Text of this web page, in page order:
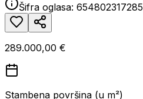
Šifra oglasa: 654802317285
289.000,00 €
Stambena površina (u m²)